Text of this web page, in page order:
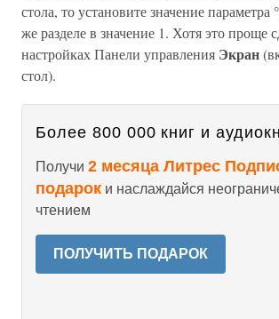
стола, то установите значение параметра
же разделе в значение 1. Хотя это проще
настройках Панели управления Экран
стол).
Более 800 000 книг и
Получи 2 месяца Литрес
подарок и наслаждайся
чтением
ПОЛУЧИТЬ ПОДАРОК